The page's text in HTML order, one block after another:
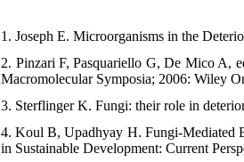
1. Joseph E. Microorganisms in the
2. Pinzari F, Pasquariello G, De Mico A,
Macromolecular Symposia; 2006: Wiley
3. Sterflinger K. Fungi: their role in
4. Koul B, Upadhyay H. Fungi-Mediated
in Sustainable Development: Current